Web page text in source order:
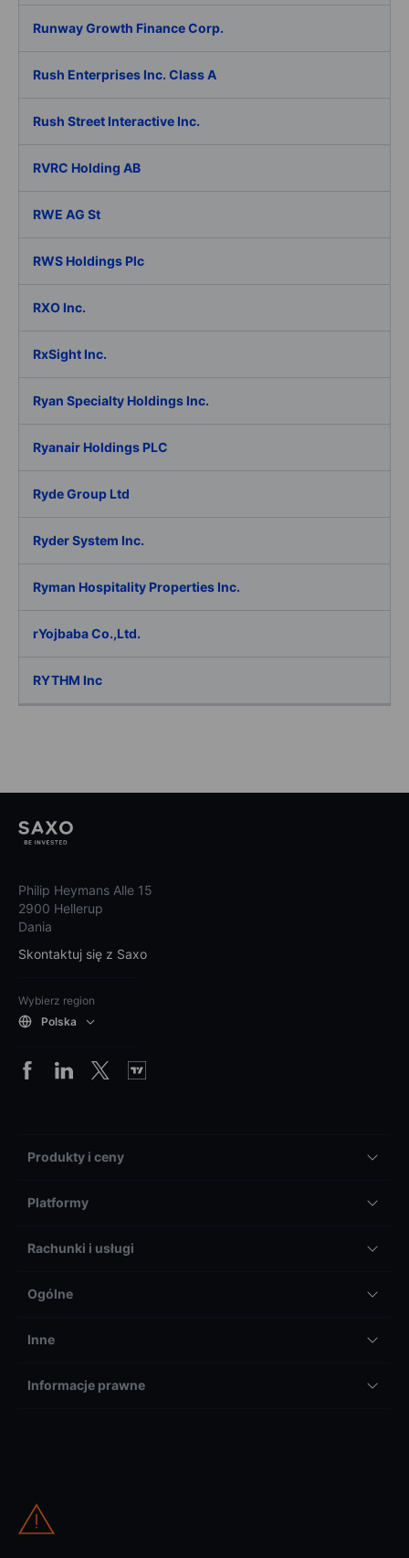
Runway Growth Finance Corp.
Rush Enterprises Inc. Class A
Rush Street Interactive Inc.
RVRC Holding AB
RWE AG St
RWS Holdings Plc
RXO Inc.
RxSight Inc.
Ryan Specialty Holdings Inc.
Ryanair Holdings PLC
Ryde Group Ltd
Ryder System Inc.
Ryman Hospitality Properties Inc.
rYojbaba Co.,Ltd.
RYTHM Inc
Philip Heymans Alle 15
2900 Hellerup
Dania
Skontaktuj się z Saxo
Wybierz region
Polska
Produkty i ceny
Platformy
Rachunki i usługi
Ogólne
Inne
Informacje prawne